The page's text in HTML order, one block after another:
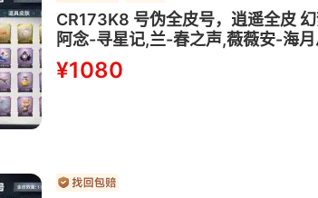
CR173K8 号伪全皮号，逍遥全皮
阿念-寻星记,兰-春之声,薇薇安-海
失的童话,巫铃儿-镜花辞,逍遥-菠萝
¥1080